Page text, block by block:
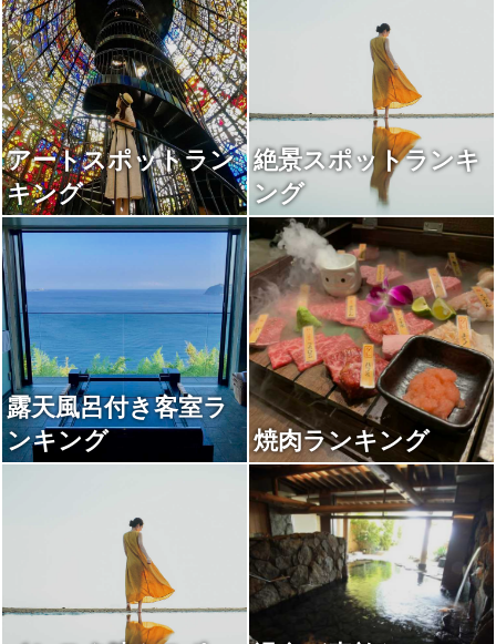
アートスポットラン
キング
絶景スポットランキ
ング
露天風呂付き客室ラ
ンキング
焼肉ランキング